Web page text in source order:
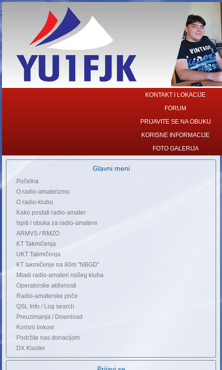
KONTAKT I LOKACIJE
FORUM
PRIJAVITE SE NA OBUKU
KORISNE INFORMACIJE
FOTO GALERIJA
Glavni meni
Početna
O radio-amaterizmu
O radio-klubu
Kako postati radio-amater
Ispiti i obuka za radio-amatere
ARMVS / RMZO
KT Takmičenja
UKT Takmičenja
KT takmičenje na 80m "NBGD"
Mladi radio-amateri našeg kluba
Operatorske aktivnosti
Radio-amaterske priče
QSL Info / Log search
Preuzimanja / Download
Korisni linkovi
Podržite nas donacijom
DX Klaster